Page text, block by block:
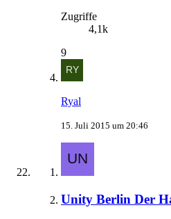
Zugriffe
4,1k
9
Ryal
15. Juli 2015 um 20:46
Unity Berlin Der